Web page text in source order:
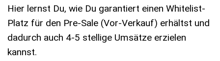
Hier lernst Du, wie Du garantiert einen Whitelist-
Platz für den Pre-Sale (Vor-Verkauf) erhältst und
dadurch auch 4-5 stellige Umsätze erzielen
kannst.